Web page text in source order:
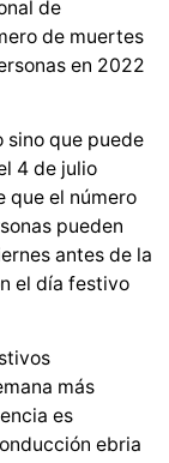
de
de muertes
en 2022
sino que puede
4 de julio
que el número
pueden
antes de la
el día festivo
más
es
ebria